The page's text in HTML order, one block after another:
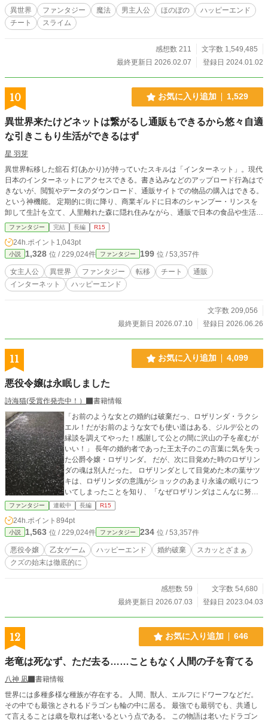
争をしては停戦を繰り返していて、今は辛うじて平和な時が
訪れています そんな世界の田舎で、男の子は産まれました 男
の子の両親は浪費家で、親の資産を一気に食いつぶしてしま
子を売ってしまいました 男の子は行商人に連れていかれなが
ら街道を進んでいくが、ここで行商人一行が盗賊に襲われま
分というものを探すものです 各地で出会う人との繋がりを通
にある魔法の力と向かいながら、色々な事を覚えていきます
カクヨム様と小説家になろう様にも投稿しております
異世界 ファンタジー 魔法 男主人公 ほのぼの
ハッピーエンド
チート
スライム
感想数 211
文字数 1,549,485
最終更新日 2026.02.07
登録日 2024.01.02
10 お気に入り追加 1,529
異世界来たけどネットは繋がるし通販もできるから悠々自適
な引きこもり生活ができるはず
星 羽芽
異世界転移した舘石 灯(あかり)が持っていたスキルは「インターネット」。現代
日本のインターネットにアクセスできる。書き込みなどのアップロード行為はで
きないが、閲覧やデータのダウンロード、通販サイトでの物品の購入はできる。
という神機能。 定期的に街に降り、商業ギルドに日本のシャンプー・リンスを
卸して生計を立て、人里離れた森に隠れ住みながら、通販で日本の食品や生活用
品を購入し悠々自適に自堕落な生活を送る──筈だったのに、うっかり森で倒れ
ていた青年を拾う羽目になる。私知ってる。こういうのって大体王族とかなんで
しょ。 ぐ〜たらオタクと世話焼き真面目騎士の明日はどっちだ （他サイトにも
掲載しています）
ファンタジー 完結 長編 R15
24h.ポイント 1,043pt
小説 1,328 位 / 229,024件 ファンタジー 199 位 / 53,357件
女主人公 異世界 ファンタジー 転移 チート
通販
インターネット
ハッピーエンド
文字数 209,056
最終更新日 2026.07.10
登録日 2026.06.26
11 お気に入り追加 4,099
悪役令嬢は永眠しました
詩海猫(受賞作発売中！）
書籍情報
「お前のような女との婚約は破棄だっ、ロザリンダ・ラクシ
エル！だがお前のような女でも使い道はある、ジルデ公との
縁談を調えてやった！感謝して公との間に沢山の子を産むが
いい！」 長年の婚約者であった王太子のこの言葉に気を失っ
た公爵令嬢・ロザリンダ。 だが、次に目覚めた時のロザリン
ダの魂は別人だった。 ロザリンダとして目覚めた木の葉サツ
キは、ロザリンダの意識がショックのあまり永遠の眠りにつ
いてしまったことを知り、「なぜロザリンダはこんなに努力
してるのに周りはクズばっかりなの？まかせてロザリンダ！
きっちりお返ししてあげるからね！」 ＊思いつきでプロット
なしで書き始めましたが結末は決めています。暗い展開の話
を書いているとメンタルにもろに影響して生活に支障が出る
ことに気付きました。定期的に強気主人公を暴れさせないと
（？）書き続けるのは不可能なようなのでメンタル状態に合
わせて書けるものから書いていくことにします、ご了承下さ
ファンタジー 連載中 長編 R15
24h.ポイント 894pt
小説 1,563 位 / 229,024件 ファンタジー 234 位 / 53,357件
悪役令嬢 乙女ゲーム ハッピーエンド 婚約破棄
スカッとざまぁ
クズの始末は徹底的に
感想数 59
文字数 54,680
最終更新日 2026.07.03
登録日 2023.04.03
12 お気に入り追加 646
老竜は死なず、ただ去る……こともなく人間の子を育てる
八神 凪
書籍情報
世界には多種多様な種族が存在する。 人間、獣人、エルフにドワーフなどだ。
その中でも最強とされるドラゴンも輪の中に居る。 最強でも最弱でも、共通し
て言えることは歳を取れば老いるという点である。 この物語は老いたドラゴン